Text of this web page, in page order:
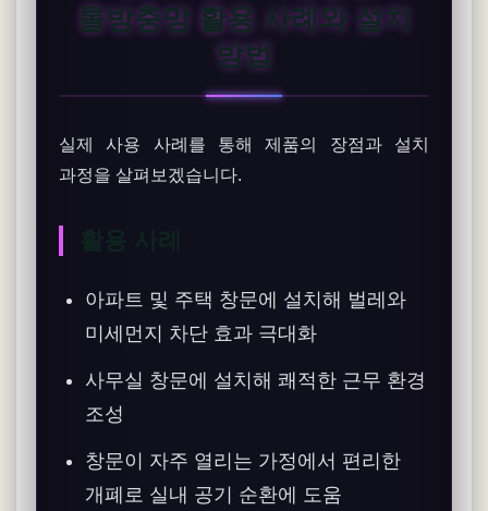
롤방충망 활용 사례와 설치
방법
실제 사용 사례를 통해 제품의 장점과 설치
과정을 살펴보겠습니다.
아파트 및 주택 창문에 설치해 벌레와
미세먼지 차단 효과 극대화
사무실 창문에 설치해 쾌적한 근무 환경
조성
창문이 자주 열리는 가정에서 편리한
개폐로 실내 공기 순환에 도움